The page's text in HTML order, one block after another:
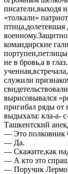
писатели,выходя
«толкали»
командирские
не в бровь,а в
служили
вырисовывался
пригибал ряды от
выдыхала: кла-а-
Ташкентский
— Это полковник
— Да.
— Скажите,как
— А кто это
— Поручик